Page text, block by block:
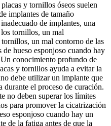
y tornillos óseos suelen
implantes de tamaño
de implantes, una
tornillos, un mal
un mal contorno de las
hueso esponjoso cuando hay
conocimiento profundo de
y tornillos ayuda a evitar la
debe utilizar un implante que
durante el proceso de curación.
no deben superar los límites
para promover la cicatrización
esponjoso cuando hay un
de la fatiga antes de que la